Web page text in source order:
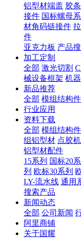
铝型材端盖 胶
接件 国标螺母系
材角码链接件
件
亚克力板 产品
加工定制
全部 激光切割
械设备框架 机
新品推荐
全部 模组结构件
行业应用
资料下载
全部 模组结构件
组铝型材 点胶
铝型材配件
15系列 国标20
列 欧标30系列
LY-流水线 通用
搜索产品
新闻动态
全部 公司新闻
阿里商铺
关于国耀